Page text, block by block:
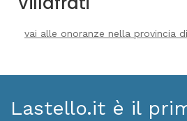
vai alle onoranze nella provincia
Lastello.it è il